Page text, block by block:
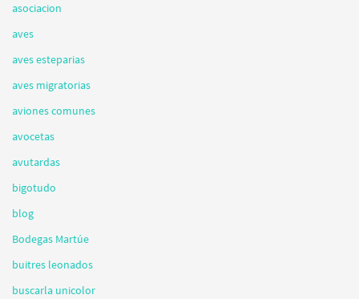
asociacion
aves
aves esteparias
aves migratorias
aviones comunes
avocetas
avutardas
bigotudo
blog
Bodegas Martúe
buitres leonados
buscarla unicolor